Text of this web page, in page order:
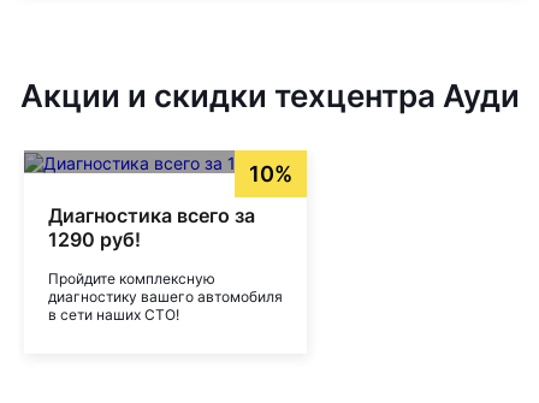
Акции и скидки техцентра Ауди
10%
Диагностика всего за
1290 руб!
Пройдите комплексную
диагностику вашего автомобиля
в сети наших СТО!